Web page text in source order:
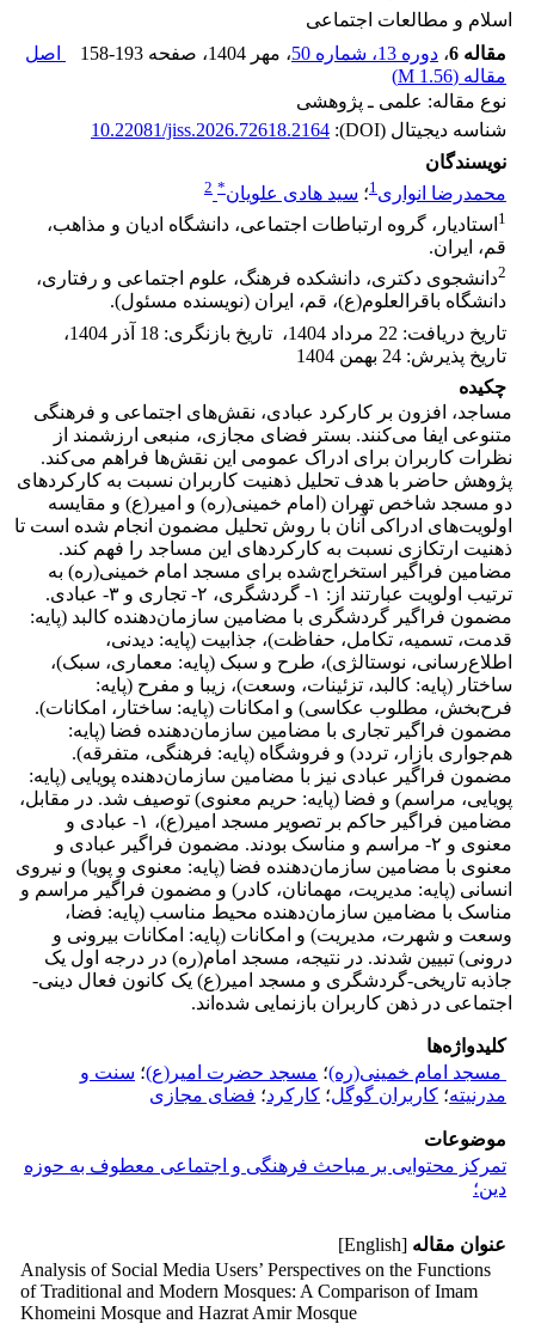
اسلام و مطالعات اجتماعی
مقاله 6
، دوره 13، شماره 50 ، مهر 1404 ، صفحه 158-193
اصل
مقاله (1.56 M
)
نوع مقاله: علمی ـ پژوهشی
شناسه دیجیتال (DOI):
10.22081/jiss.2026.72618.2164
نویسندگان
محمدرضا انواری 1؛ سید هادی علویان*
2
1 استادیار، گروه ارتباطات اجتماعی، دانشگاه ادیان و مذاهب،
قم، ایران.‏
2دانشجوی دکتری، دانشکده فرهنگ، علوم اجتماعی و رفتاری،
دانشگاه باقرالعلوم(ع)، قم، ایران (نویسنده مسئول).‏
تاریخ دریافت: 22 مرداد 1404 ، تاریخ بازنگری: 18 آذر 1404
،
تاریخ پذیرش: 24 بهمن 1404
چکیده
مساجد، افزون بر کارکرد عبادی، نقش‌های اجتماعی و فرهنگی
متنوعی ایفا می‌کنند. بستر فضای مجازی، منبعی ارزشمند از
نظرات کاربران برای ادراک عمومی این نقش‌ها فراهم می‌کند.
پژوهش حاضر با هدف تحلیل ذهنیت کاربران نسبت به کارکردهای
دو مسجد شاخص تهران (امام خمینی(ره) و امیر(ع) و مقایسه
اولویت‌های ادراکی آنان با روش تحلیل مضمون انجام شده است تا
ذهنیت ارتکازی نسبت به کارکردهای این مساجد را فهم کند.
مضامین فراگیر استخراج‌شده برای مسجد امام خمینی(ره) به
ترتیب اولویت عبارتند از: ۱- گردشگری، ۲- تجاری و ۳- عبادی.
مضمون فراگیر گردشگری با مضامین سازمان‌دهنده کالبد (پایه:
قدمت، تسمیه، تکامل، حفاظت)، جذابیت (پایه: دیدنی‌،
اطلاع‌رسانی، نوستالژی)، طرح و سبک (پایه: معماری، سبک)،
ساختار (پایه: کالبد، تزئینات، وسعت)، زیبا و مفرح (پایه:
فرح‌بخش، مطلوب عکاسی) و امکانات (پایه: ساختار، امکانات).
مضمون فراگیر تجاری با مضامین سازمان‌دهنده فضا (پایه:
هم‌جواری بازار، تردد) و فروشگاه (پایه: فرهنگی، متفرقه).
مضمون فراگیر عبادی نیز با مضامین سازمان‌دهنده پویایی (پایه:
پویایی، مراسم) و فضا (پایه: حریم معنوی) توصیف شد. در مقابل،
مضامین فراگیر حاکم بر تصویر مسجد امیر(ع)، ۱- عبادی و
معنوی و ۲- مراسم و مناسک بودند. مضمون فراگیر عبادی و
معنوی با مضامین سازمان‌دهنده فضا (پایه: معنوی و پویا) و نیروی
انسانی (پایه: مدیریت، مهمانان، کادر) و مضمون فراگیر مراسم و
مناسک با مضامین سازمان‌دهنده محیط مناسب (پایه: فضا،
وسعت و شهرت، مدیریت) و امکانات (پایه: امکانات بیرونی و
درونی) تبیین شدند. در نتیجه، مسجد امام(ره) در درجه اول یک
جاذبه تاریخی-گردشگری و مسجد امیر(ع) یک کانون فعال دینی-
اجتماعی در ذهن کاربران بازنمایی شده‌اند.
کلیدواژه‌ها
مسجد امام خمینی(ره)؛ مسجد حضرت امیر(ع)؛ سنت و
مدرنیته؛ کاربران گوگل؛ کارکرد؛ فضای مجازی
موضوعات
تمرکز محتوایی بر مباحث فرهنگی و اجتماعی معطوف به حوزه
دین؛
عنوان مقاله [English]
Analysis of Social Media Users’ Perspectives on the Functions
of Traditional ‎and Modern Mosques: A Comparison of Imam
Khomeini Mosque and ‎Hazrat Amir Mosque